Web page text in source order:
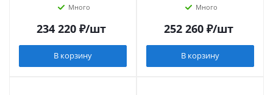
Много
234 220₽/шт
В корзину
Много
252 260₽/шт
В корзину